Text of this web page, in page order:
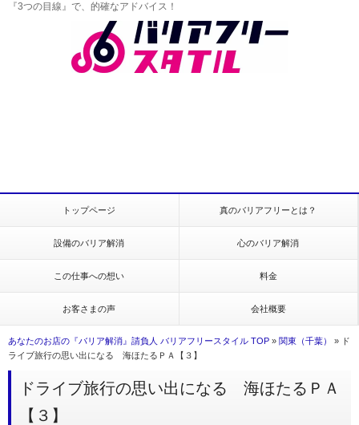
『3つの目線』で、的確なアドバイス！
トップページ 真のバリアフリーとは？
設備のバリア解消 心のバリア解消
この仕事への想い 料金
お客さまの声 会社概要
あなたのお店の『バリア解消』請負人 バリアフリースタイル TOP » 関東（千葉） » ド
ライブ旅行の思い出になる 海ほたるＰＡ【３】
ドライブ旅行の思い出になる 海ほたるＰＡ
【３】